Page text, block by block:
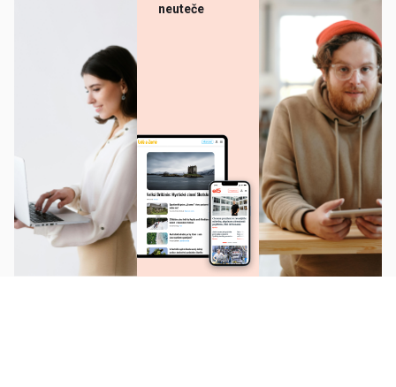
neuteče